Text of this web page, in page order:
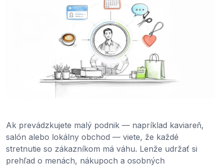
Ak prevádzkujete malý podnik — napríklad kaviareň,
salón alebo lokálny obchod — viete, že každé
stretnutie so zákazníkom má váhu. Lenže udržať si
prehľad o menách, nákupoch a osobných